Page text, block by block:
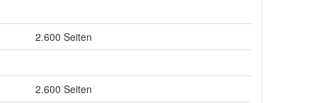
2.600 Seiten
2.600 Seiten